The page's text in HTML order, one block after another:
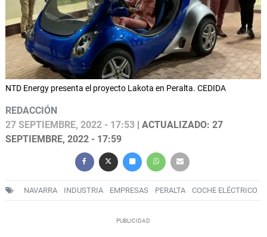
NTD Energy presenta el proyecto Lakota en Peralta. CEDIDA
REDACCIÓN
27 SEPTIEMBRE, 2022 - 17:53 | ACTUALIZADO: 27
SEPTIEMBRE, 2022 - 17:59
NAVARRA INDUSTRIA EMPRESAS PERALTA COCHE ELÉCTRICO